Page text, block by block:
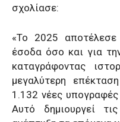
σχολίασε:
«Το 2025
έσοδα όσο και για
καταγράφοντας
μεγαλύτερη
1.132 νέες
Αυτό δημιουργεί